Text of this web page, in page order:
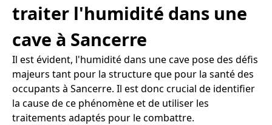
traiter l'humidité dans une
cave à Sancerre
Il est évident, l'humidité dans une cave pose des défis
majeurs tant pour la structure que pour la santé des
occupants à Sancerre. Il est donc crucial de identifier
la cause de ce phénomène et de utiliser les
traitements adaptés pour le combattre.